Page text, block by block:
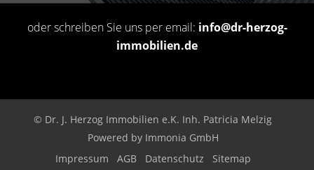
oder schreiben Sie uns per email: info@dr-herzog-
immobilien.de
© Dr. J. Herzog Immobilien e.K. Inh. Patricia Melzig
Powered by Immonia GmbH
Impressum
AGB Datenschutz Sitemap